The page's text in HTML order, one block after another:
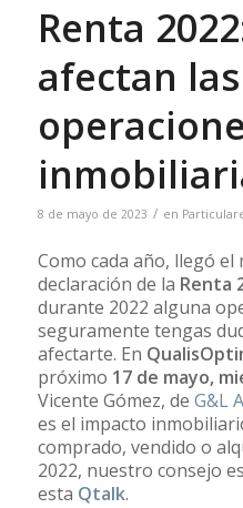
Renta
afectan las
8 de mayo de 2023 / en
Como cada año, llegó
declaración de la Renta
durante 2022 alguna
seguramente tengas
afectarte. En
próximo 17 de mayo,
Vicente Gómez, de G&L
es el impacto
comprado, vendido o
2022, nuestro consejo
esta Qtalk.